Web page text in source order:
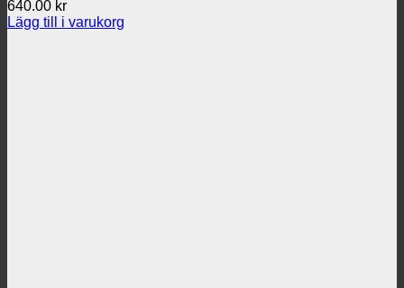
640.00 kr
Lägg till i varukorg